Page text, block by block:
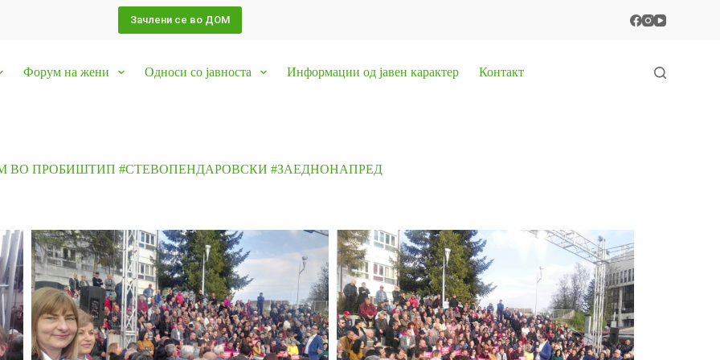
Зачлени се во ДОМ
Форум на жени Односи со јавноста Информации од јавен карактер Контакт
ВО ПРОБИШТИП #СТЕВОПЕНДАРОВСКИ #ЗАЕДНОНАПРЕД